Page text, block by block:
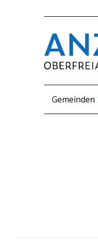
Gemeinden